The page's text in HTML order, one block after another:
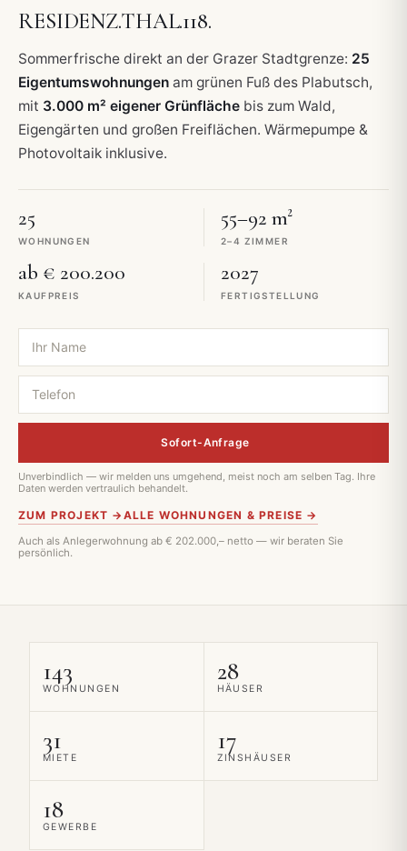
RESIDENZ.THAL.118.
Sommerfrische direkt an der Grazer Stadtgrenze: 25
Eigentumswohnungen am grünen Fuß des Plabutsch,
mit 3.000 m² eigener Grünfläche bis zum Wald,
Eigengärten und großen Freiflächen. Wärmepumpe &
Photovoltaik inklusive.
25
WOHNUNGEN
55–92 m²
2–4 ZIMMER
ab € 200.200
KAUFPREIS
2027
FERTIGSTELLUNG
Sofort-Anfrage
Unverbindlich — wir melden uns umgehend, meist noch am selben Tag. Ihre
Daten werden vertraulich behandelt.
ZUM PROJEKT → ALLE WOHNUNGEN & PREISE →
Auch als Anlegerwohnung ab € 202.000,– netto — wir beraten Sie
persönlich.
143
WOHNUNGEN
28
HÄUSER
31
MIETE
17
ZINSHÄUSER
18
GEWERBE